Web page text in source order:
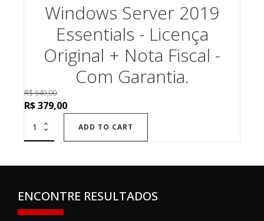
Windows Server 2019
Essentials - Licença
Original + Nota Fiscal -
Com Garantia.
R$649,00
Original
price
was:
R$379,00Current
ADD TO CART
ENCONTRE RESULTADOS